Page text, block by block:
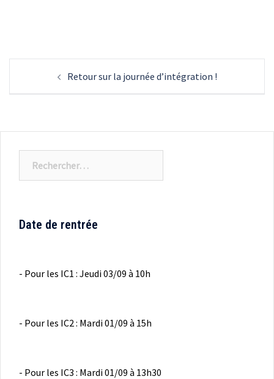
Retour sur la journée d’intégration !
Date de rentrée
- Pour les IC1 : Jeudi 03/09 à 10h
- Pour les IC2 : Mardi 01/09 à 15h
- Pour les IC3 : Mardi 01/09 à 13h30